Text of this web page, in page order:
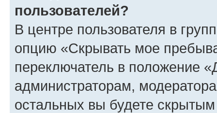
пользователей?
В центре пользователя в
опцию «Скрывать мое
переключатель в положение
администраторам,
остальных вы будете